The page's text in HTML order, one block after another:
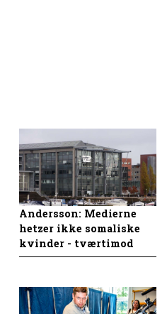
Andersson: Medierne
hetzer ikke somaliske
kvinder - tværtimod